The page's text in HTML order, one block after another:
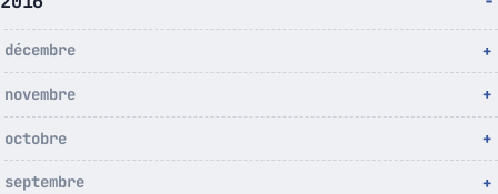
décembre
novembre
octobre
septembre